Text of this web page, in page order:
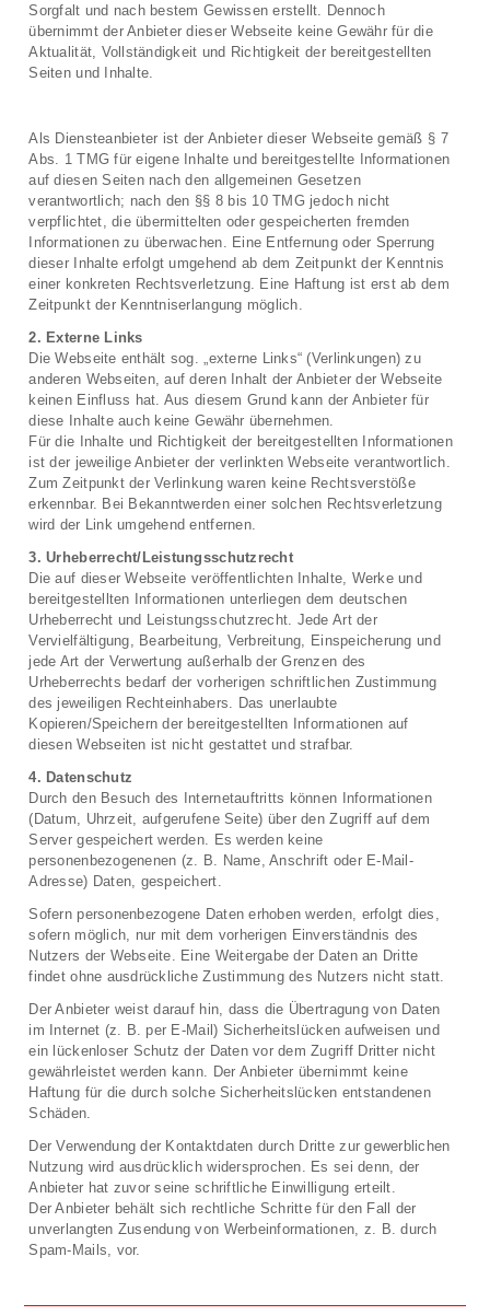
Sorgfalt und nach bestem Gewissen erstellt. Dennoch
übernimmt der Anbieter dieser Webseite keine Gewähr für die
Aktualität, Vollständigkeit und Richtigkeit der bereitgestellten
Seiten und Inhalte.
Als Diensteanbieter ist der Anbieter dieser Webseite gemäß § 7
Abs. 1 TMG für eigene Inhalte und bereitgestellte Informationen
auf diesen Seiten nach den allgemeinen Gesetzen
verantwortlich; nach den §§ 8 bis 10 TMG jedoch nicht
verpflichtet, die übermittelten oder gespeicherten fremden
Informationen zu überwachen. Eine Entfernung oder Sperrung
dieser Inhalte erfolgt umgehend ab dem Zeitpunkt der Kenntnis
einer konkreten Rechtsverletzung. Eine Haftung ist erst ab dem
Zeitpunkt der Kenntniserlangung möglich.
2. Externe Links
Die Webseite enthält sog. „externe Links“ (Verlinkungen) zu
anderen Webseiten, auf deren Inhalt der Anbieter der Webseite
keinen Einfluss hat. Aus diesem Grund kann der Anbieter für
diese Inhalte auch keine Gewähr übernehmen.
Für die Inhalte und Richtigkeit der bereitgestellten Informationen
ist der jeweilige Anbieter der verlinkten Webseite verantwortlich.
Zum Zeitpunkt der Verlinkung waren keine Rechtsverstöße
erkennbar. Bei Bekanntwerden einer solchen Rechtsverletzung
wird der Link umgehend entfernen.
3. Urheberrecht/Leistungsschutzrecht
Die auf dieser Webseite veröffentlichten Inhalte, Werke und
bereitgestellten Informationen unterliegen dem deutschen
Urheberrecht und Leistungsschutzrecht. Jede Art der
Vervielfältigung, Bearbeitung, Verbreitung, Einspeicherung und
jede Art der Verwertung außerhalb der Grenzen des
Urheberrechts bedarf der vorherigen schriftlichen Zustimmung
des jeweiligen Rechteinhabers. Das unerlaubte
Kopieren/Speichern der bereitgestellten Informationen auf
diesen Webseiten ist nicht gestattet und strafbar.
4. Datenschutz
Durch den Besuch des Internetauftritts können Informationen
(Datum, Uhrzeit, aufgerufene Seite) über den Zugriff auf dem
Server gespeichert werden. Es werden keine
personenbezogenenen (z. B. Name, Anschrift oder E-Mail-
Adresse) Daten, gespeichert.
Sofern personenbezogene Daten erhoben werden, erfolgt dies,
sofern möglich, nur mit dem vorherigen Einverständnis des
Nutzers der Webseite. Eine Weitergabe der Daten an Dritte
findet ohne ausdrückliche Zustimmung des Nutzers nicht statt.
Der Anbieter weist darauf hin, dass die Übertragung von Daten
im Internet (z. B. per E-Mail) Sicherheitslücken aufweisen und
ein lückenloser Schutz der Daten vor dem Zugriff Dritter nicht
gewährleistet werden kann. Der Anbieter übernimmt keine
Haftung für die durch solche Sicherheitslücken entstandenen
Schäden.
Der Verwendung der Kontaktdaten durch Dritte zur gewerblichen
Nutzung wird ausdrücklich widersprochen. Es sei denn, der
Anbieter hat zuvor seine schriftliche Einwilligung erteilt.
Der Anbieter behält sich rechtliche Schritte für den Fall der
unverlangten Zusendung von Werbeinformationen, z. B. durch
Spam-Mails, vor.